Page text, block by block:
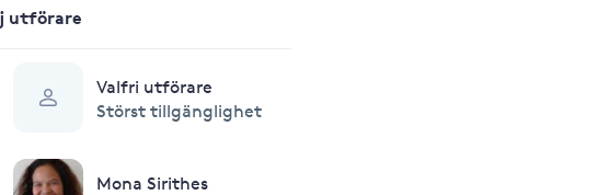
utförare
Valfri utförare
Störst tillgänglighet
Mona Sirithes